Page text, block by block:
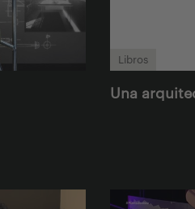
Libros
Una